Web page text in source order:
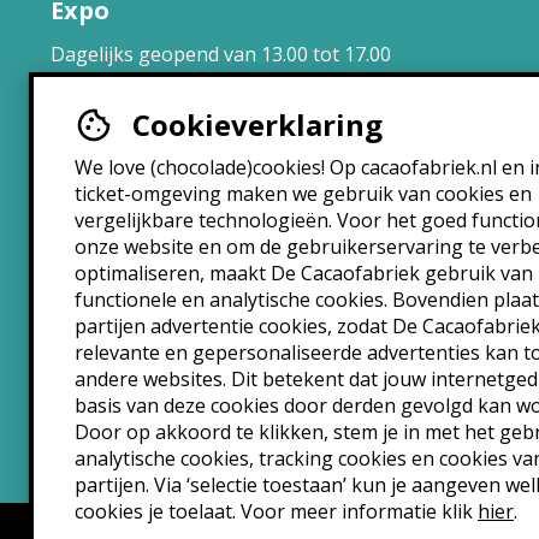
Cookieverklaring
We love (chocolade)cookies! Op cacaofabriek.nl en
ticket-omgeving maken we gebruik van cookies en
vergelijkbare technologieën. Voor het goed
onze website en om de gebruikerservaring te
optimaliseren, maakt De Cacaofabriek gebruik van
functionele en analytische cookies. Bovendien
partijen advertentie cookies, zodat De
relevante en gepersonaliseerde advertenties kan
andere websites. Dit betekent dat jouw
basis van deze cookies door derden gevolgd kan
Door op akkoord te klikken, stem je in met het
analytische cookies, tracking cookies en cookies
partijen. Via ‘selectie toestaan’ kun je aangeven
cookies je toelaat. Voor meer informatie klik hier.
Expo
Dagelijks geopend van 13.00 tot 17.00
uur.
Brasserie
Maandag: 10:30 – 22:30
Dinsdag: 10:30 – 22:30
Woensdag: 10:30 – 22:30
Donderdag: 10:30 – 00:00
Vrijdag: 10:30 – 00:00
Zaterdag: 10:30 – 00:00
Zondag: 10:30 – 22:30